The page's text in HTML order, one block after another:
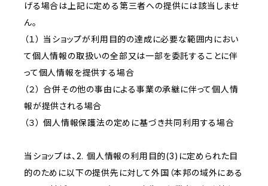
げる場合は上記に定める第三者への提供には該当しませ
ん。
（１） 当ショップが利用目的の達成に必要な範囲内におい
て個人情報の取扱いの全部又は一部を委託することに伴
って個人情報を提供する場合
（２） 合併その他の事由による事業の承継に伴って個人情
報が提供される場合
（３） 個人情報保護法の定めに基づき共同利用する場合
当ショップは、2. 個人情報の利用目的(3)に定められた目
的のために以下の提供先に対して外国（本邦の域外にある